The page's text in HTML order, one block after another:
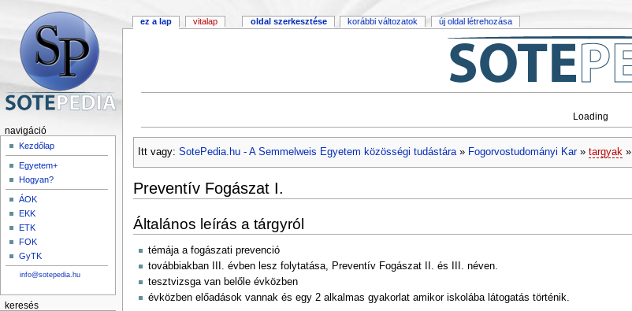
Loading
Itt vagy: SotePedia.hu - A Semmelweis Egyetem közösségi tudástára» Fogorvostudományi Kar» targyak»
Preventív Fogászat I.
Általános leírás a tárgyról
témája a fogászati prevenció
továbbiakban III. évben lesz folytatása, Preventív Fogászat II. és III. néven.
tesztvizsga van belőle évközben
évközben előadások vannak és egy 2 alkalmas gyakorlat amikor iskolába látogatás történik.
ez a lap vitalap oldal szerkesztése korábbi változatok új oldal létrehozása
navigáció
Kezdőlap
Egyetem+
Hogyan?
ÁOK
EKK
ETK
FOK
GyTK
info@sotepedia.hu
keresés